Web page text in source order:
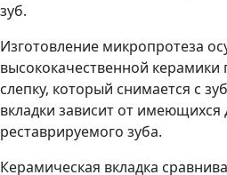
зуб.
Изготовление микропротеза
высококачественной
слепку, который снимается с
вкладки зависит от имеющихся
реставрируемого зуба.
Керамическая вкладка